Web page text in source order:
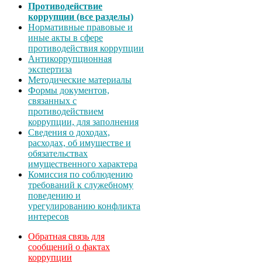
Противодействие
коррупции (все разделы)
Нормативные правовые и
иные акты в сфере
противодействия коррупции
Антикоррупционная
экспертиза
Методические материалы
Формы документов,
связанных с
противодействием
коррупции, для заполнения
Сведения о доходах,
расходах, об имуществе и
обязательствах
имущественного характера
Комиссия по соблюдению
требований к служебному
поведению и
урегулированию конфликта
интересов
Обратная связь для
сообщений о фактах
коррупции